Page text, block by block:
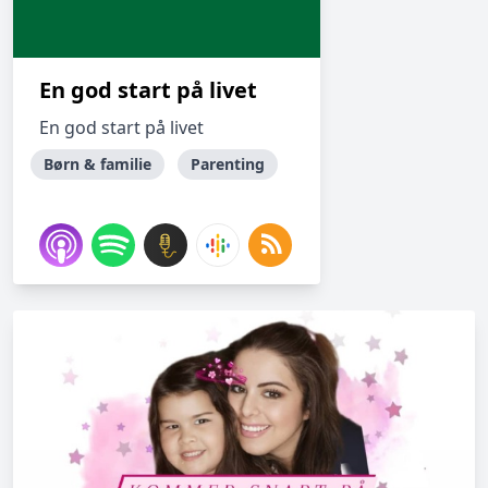
En god start på livet
En god start på livet
Børn & familie Parenting